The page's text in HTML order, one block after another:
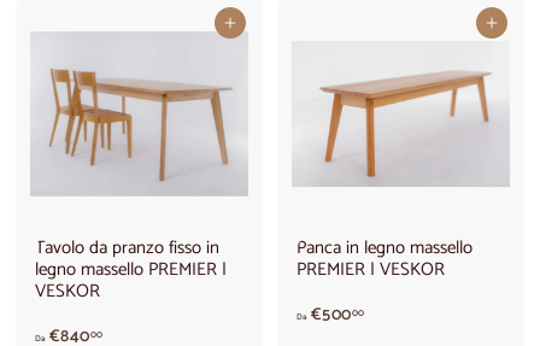
€
0
0
,
0
1
.
2
4
0
,
Aggiungi al carrello
Tavolo da pranzo fisso in
legno massello PREMIER |
VESKOR
Da €84000A
Aggiungi al carrello
Panca in legno massello
PREMIER | VESKOR
Da €50000A